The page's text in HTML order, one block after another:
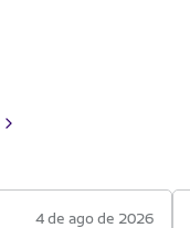
4 de ago de 2026